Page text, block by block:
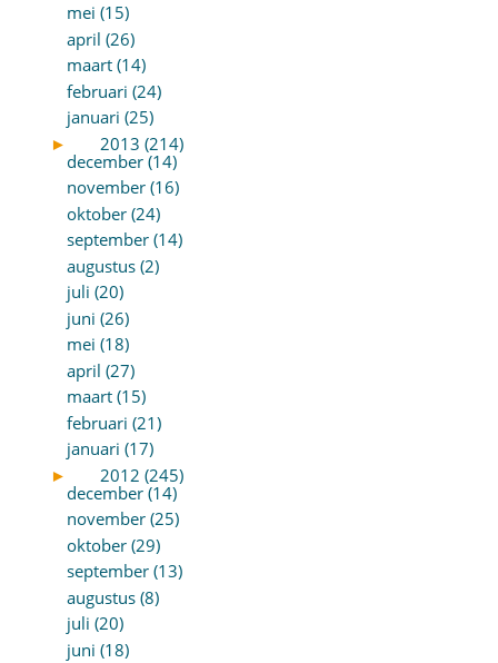
mei (15)
april (26)
maart (14)
februari (24)
januari (25)
►
2013 (214)
december (14)
november (16)
oktober (24)
september (14)
augustus (2)
juli (20)
juni (26)
mei (18)
april (27)
maart (15)
februari (21)
januari (17)
►
2012 (245)
december (14)
november (25)
oktober (29)
september (13)
augustus (8)
juli (20)
juni (18)